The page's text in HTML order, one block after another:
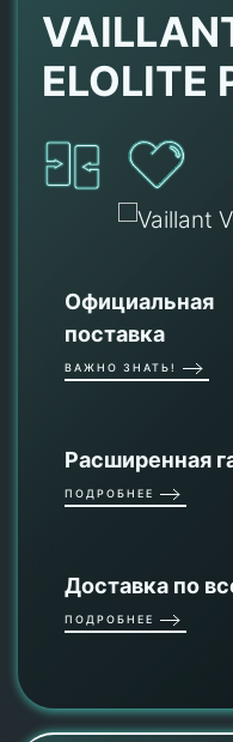
ELOLITE
Официальная
поставка
ВАЖНО ЗНАТЬ!
Расширенная
ПОДРОБНЕЕ
Доставка по
ПОДРОБНЕЕ